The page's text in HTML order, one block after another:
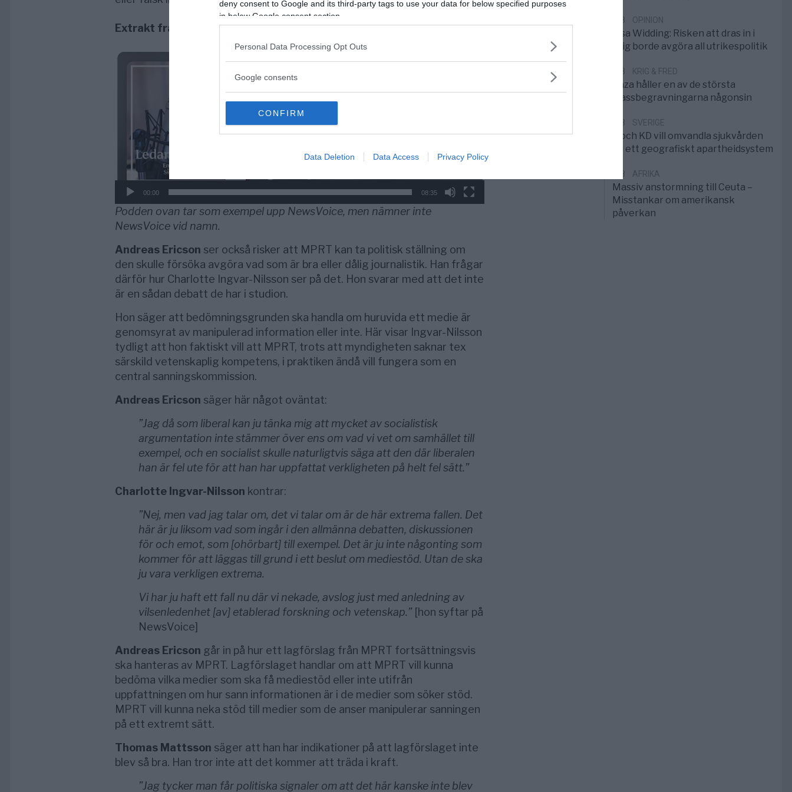
deny consent to Google and its third-party tags to use your data for below specified purposes
in below Google consent section.
Personal Data Processing Opt Outs
Google consents
CONFIRM
Data Deletion Data Access Privacy Policy
Extrakt från SvD-podden den 16 mars 2021
Videospelare
00:00 08:35
Podden ovan tar som exempel upp NewsVoice, men nämner inte
NewsVoice vid namn.
Andreas Ericson ser också risker att MPRT kan ta politisk ställning om
den skulle försöka avgöra vad som är bra eller dålig journalistik. Han frågar
därför hur Charlotte Ingvar-Nilsson ser på det. Hon svarar med att det inte
är en sådan debatt de har i studion.
Hon säger att bedömningsgrunden ska handla om huruvida ett medie är
genomsyrat av manipulerad information eller inte. Här visar Ingvar-Nilsson
tydligt att hon faktiskt vill att MPRT, trots att myndigheten saknar tex
särskild vetenskaplig kompetens, i praktiken ändå vill fungera som en
central sanningskommission.
Andreas Ericson säger här något oväntat:
”Jag då som liberal kan ju tänka mig att mycket av socialistisk
argumentation inte stämmer över ens om vad vi vet om samhället till
exempel, och en socialist skulle naturligtvis säga att den där liberalen
han är fel ute för att han har uppfattat verkligheten på helt fel sätt.”
Charlotte Ingvar-Nilsson kontrar:
”Nej, men vad jag talar om, det vi talar om är de här extrema fallen. Det
här är ju liksom vad som ingår i den allmänna debatten, diskussionen
för och emot, som [ohörbart] till exempel. Det är ju inte någonting som
kommer för att läggas till grund i ett beslut om mediestöd. Utan de ska
ju vara verkligen extrema.
Vi har ju haft ett fall nu där vi nekade, avslog just med anledning av
vilsenledenhet [av] etablerad forskning och vetenskap.” [hon syftar på
NewsVoice]
Andreas Ericson går in på hur ett lagförslag från MPRT fortsättningsvis
ska hanteras av MPRT. Lagförslaget handlar om att MPRT vill kunna
bedöma vilka medier som ska få mediestöd eller inte utifrån
uppfattningen om hur sann informationen är i de medier som söker stöd.
MPRT vill kunna neka stöd till medier som de anser manipulerar sanningen
på ett extremt sätt.
Thomas Mattsson säger att han har indikationer på att lagförslaget inte
blev så bra. Han tror inte att det kommer att träda i kraft.
”Jag tycker man får politiska signaler om att det här kanske inte blev
5/8 OPINION
Elsa Widding: Risken att dras in i
krig borde avgöra all utrikespolitik
5/8 KRIG & FRED
Gaza håller en av de största
massbegravningarna någonsin
5/8 SVERIGE
S och KD vill omvandla sjukvården
till ett geografiskt apartheidsystem
3/8 AFRIKA
Massiv anstormning till Ceuta –
Misstankar om amerikansk
påverkan